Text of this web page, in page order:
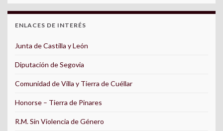
ENLACES DE INTERÉS
Junta de Castilla y León
Diputación de Segovia
Comunidad de Villa y Tierra de Cuéllar
Honorse – Tierra de Pinares
R.M. Sin Violencia de Género